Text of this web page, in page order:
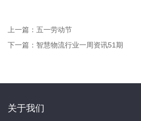
上一篇： 五一劳动节
下一篇： 智慧物流行业一周资讯51期
关于我们